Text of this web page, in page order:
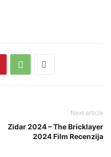
Next article
Zidar 2024 – The Bricklayer
2024 Film Recenzija